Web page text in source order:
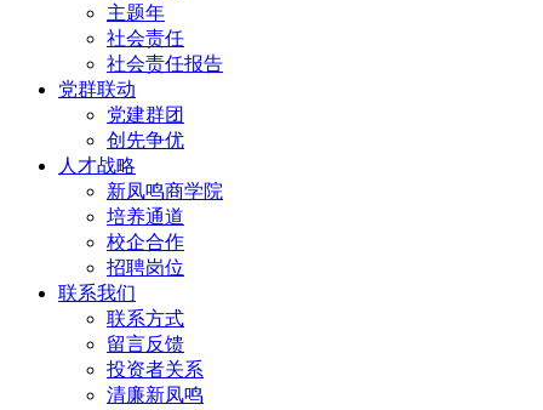
主题年
社会责任
社会责任报告
党群联动
党建群团
创先争优
人才战略
新凤鸣商学院
培养通道
校企合作
招聘岗位
联系我们
联系方式
留言反馈
投资者关系
清廉新凤鸣